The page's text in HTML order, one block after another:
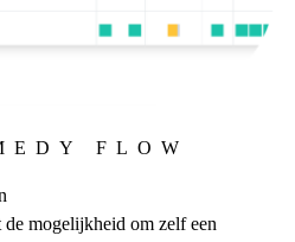
FLOW
mogelijkheid om zelf een